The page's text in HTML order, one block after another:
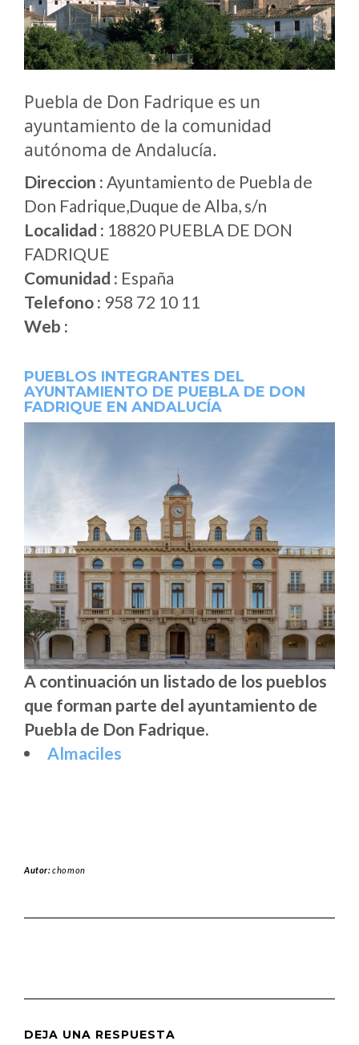
Puebla de Don Fadrique es un
ayuntamiento de la comunidad
autónoma de Andalucía.
Direccion : Ayuntamiento de Puebla de
Don Fadrique,Duque de Alba, s/n
Localidad : 18820 PUEBLA DE DON
FADRIQUE
Comunidad : España
Telefono : 958 72 10 11
Web :
PUEBLOS INTEGRANTES DEL
AYUNTAMIENTO DE PUEBLA DE DON
FADRIQUE EN ANDALUCÍA
A continuación un listado de los pueblos
que forman parte del ayuntamiento de
Puebla de Don Fadrique.
Almaciles
Autor:chomon
DEJA UNA RESPUESTA